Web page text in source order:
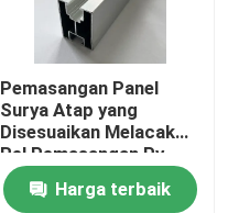
Pemasangan Panel
Surya Atap yang
Disesuaikan Melacak
Rel Pemasangan Pv
Surya Tahan Karat
Harga terbaik